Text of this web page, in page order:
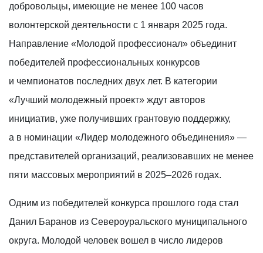
добровольцы, имеющие не менее 100 часов
волонтерской деятельности с 1 января 2025 года.
Направление «Молодой профессионал» объединит
победителей профессиональных конкурсов
и чемпионатов последних двух лет. В категории
«Лучший молодежный проект» ждут авторов
инициатив, уже получивших грантовую поддержку,
а в номинации «Лидер молодежного объединения» —
представителей организаций, реализовавших не менее
пяти массовых мероприятий в 2025–2026 годах.
Одним из победителей конкурса прошлого года стал
Данил Баранов из Североуральского муниципального
округа. Молодой человек вошел в число лидеров